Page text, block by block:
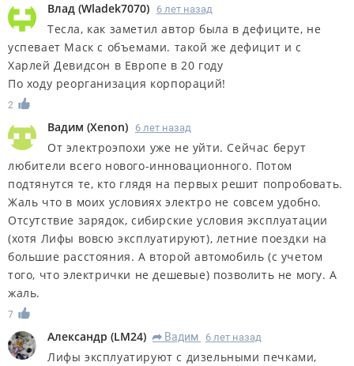
Влад (Wladek7070) 6 лет назад
Тесла, как заметил автор была в дефиците, не
успевает Маск с объемами. такой же дефицит и с
Харлей Девидсон в Европе в 20 году
По ходу реорганизация корпораций!
2
Вадим (Xenon) 6 лет назад
От электроэпохи уже не уйти. Сейчас берут
любители всего нового-инновационного. Потом
подтянутся те, кто глядя на первых решит попробовать.
Жаль что в моих условиях электро не совсем удобно.
Отсутствие зарядок, сибирские условия эксплуатации
(хотя Лифы вовсю эксплуатируют), летние поездки на
большие расстояния. А второй автомобиль (с учетом
того, что электрички не дешевые) позволить не могу. А
жаль.
7
Александр (LM24) R Вадим 6 лет назад
Лифы эксплуатируют с дизельными печками,